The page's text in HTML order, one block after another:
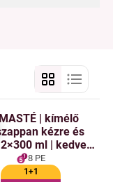
| kímélő
kézre és
ml | kedvező
csomag 2 db
8 PE
1+1